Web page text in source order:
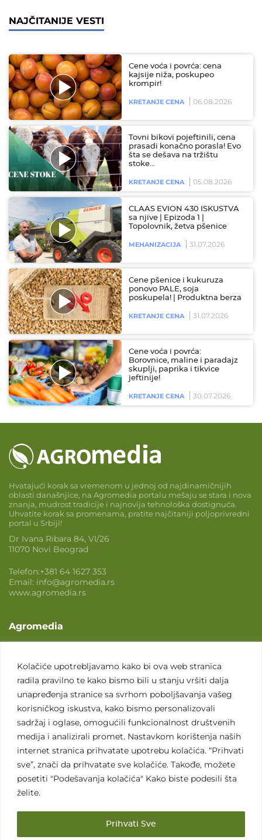
Kolačiće upotrebljavamo kako bi ova web stranica
radila pravilno te kako bismo bili u stanju vršiti dalja
unapređenja stranice sa svrhom poboljšavanja vašeg
korisničkog iskustva, kako bismo personalizovali
sadržaj i oglase, omogućili funkcionalnost društvenih
medija i analizirali promet. Nastavkom korištenja naših
internet stranica prihvatate upotrebu kolačića. “Prihvati
sve”, znači da prihvatate sve kolačiće. Takođe, možete
posetiti "Podešavanja kolačića" Kako biste podesili šta
želite.
Prihvati Sve
NAJČITANIJE VESTI
Cene voća i povrća: cena
kajsije niža, poskupeo
krompir!
KRETANJE CENA 06.08.2026
Tovni bikovi pojeftinili, cena
prasadi konačno porasla! Evo
šta se dešava na tržištu
stoke…
KRETANJE CENA 05.08.2026
CLAAS EVION 430 ISKUSTVA
sa njive | Epizoda 1 |
Topolovnik, žetva pšenice
MEHANIZACIJA 31.07.2026
Cene pšenice i kukuruza
ponovo PALE, soja
poskupela! | Produktna berza
KRETANJE CENA 31.07.2026
Cene voća i povrća:
Borovnice, maline i paradajz
skuplji, paprika i tikvice
jeftinije!
KRETANJE CENA 30.07.2026
Hvatajući korak sa vremenom u jednoj od najdinamičnijih
oblasti današnjice, na Agromedia portalu mešaju se stara i nova
znanja, mudrost tradicije i najnovija tehnološka dostignuća.
Uhvatite korak sa promenama, pratite najčitaniji poljoprivredni
portal u Srbiji!
Dr Ivana Ribara 84, VI/26
11070 Novi Beograd
Telefon:+381 64 1627 353
Email: info@agromedia.rs
www.agromedia.rs
Agromedia
Svet poljoprivrede
Marketing usluge
Tražimo saradnike
Kontakt
Kontakt